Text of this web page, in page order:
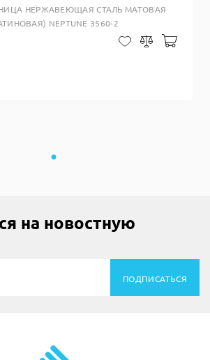
НЕРЖАВЕЮЩАЯ СТАЛЬ МАТОВАЯ
NEPTUNE 3560-2
В закладки
Сравнить
на новостную
ПОДПИСАТЬСЯ